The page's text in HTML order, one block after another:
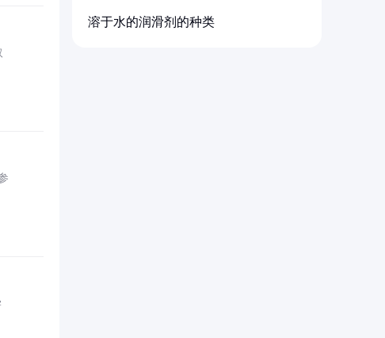
溶于水的润滑剂的种类